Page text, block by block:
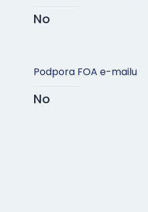
No
Podpora FOA e-mailu
No